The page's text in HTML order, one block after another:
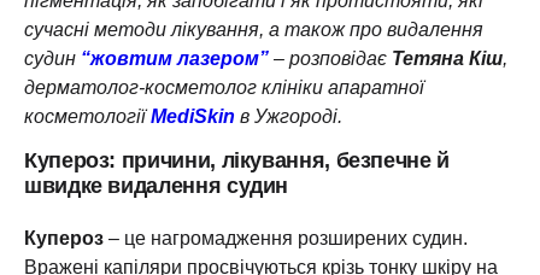
сучасні методи лікування, а також про видалення
судин “жовтим лазером” – розповідає Тетяна Кіш,
дерматолог-косметолог клініки апаратної
косметологіїMediSkin в Ужгороді.
Купероз: причини, лікування, безпечне й
швидке видалення судин
Купероз – це нагромадження розширених судин.
Вражені капіляри просвічуються крізь тонку шкіру на